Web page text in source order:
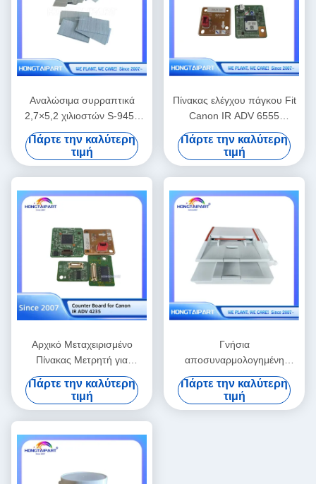
Αναλώσιμα συρραπτικά
2,7×5,2 χιλιοστών S-9454
συμβατό Riso Finisher
Binding Αναλώσιμα
Πάρτε την καλύτερη
τιμή
Πίνακας ελέγχου πάγκου Fit
Canon IR ADV 6555
Ανταλλακτικά
φωτοαντιγραφικού
Πάρτε την καλύτερη
τιμή
Αρχικό Μεταχειρισμένο
Πίνακας Μετρητή για
Εκτυπωτή Canon IR ADV
4235
Πάρτε την καλύτερη
τιμή
Γνήσια
αποσυναρμολογημένη
μονάδα συναρμολόγησης
ADF που έχει διασωθεί
συμβατή με ανταλλακτικά
Πάρτε την καλύτερη
τιμή